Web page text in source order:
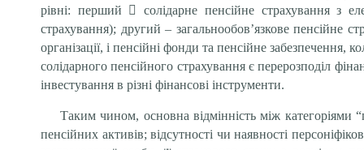
рівні: перший 
солідарне пенсійне страхування з
страхування); другий – загальнообов’язкове пенсійне
організації, і пенсійні фонди та пенсійне
солідарного пенсійного страхування є перерозподіл
інвестування в різні фінансові інструменти.
Таким чином, основна відмінність між категоріями
пенсійних активів; відсутності чи наявності